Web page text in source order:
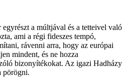
a múltjával és a tetteivel való
ami a régi fideszes tempó,
rávenni arra, hogy az európai
mindent, és ne hozza
bizonyítékokat. Az igazi Hadházy
pörögni.